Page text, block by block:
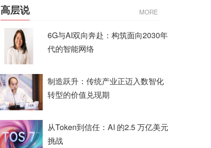
高层说 MORE
6G与AI双向奔赴：构筑面向2030年
代的智能网络
制造跃升：传统产业正迈入数智化
转型的价值兑现期
从Token到信任：AI 的2.5 万亿美元
挑战